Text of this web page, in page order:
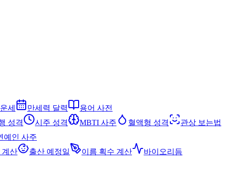
세 만세력 달력
용어 사전
성격 시주 성격 MBTI 사주 혈액형 성격
관상 보는법
예인 사주
계산 출산 예정일 이름 획수 계산
바이오리듬